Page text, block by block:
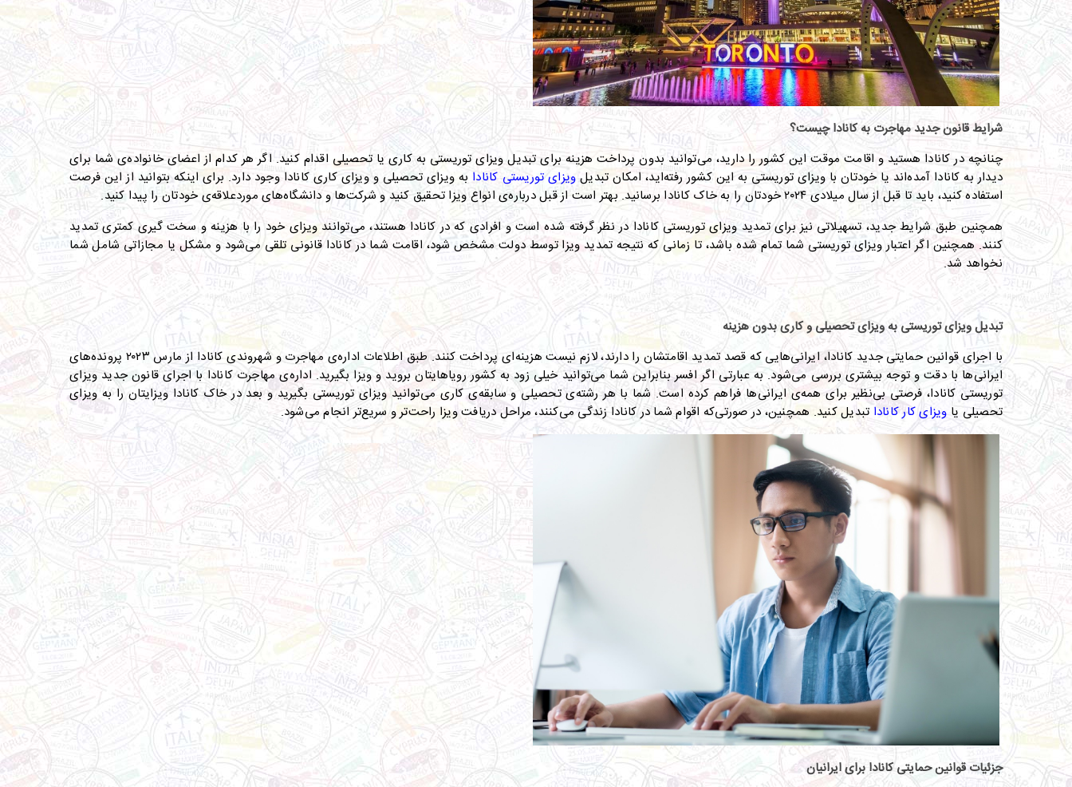
شرایط قانون جدید مهاجرت به کانادا چیست؟
چنانچه در کانادا هستید و اقامت موقت این کشور را دارید، می‌توانید بدون پرداخت هزینه برای تبدیل ویزای توریستی به کاری یا تحصیلی اقدام کنید.اگر هر کدام از اعضای خانواده‌ی شما برای
دیدار به کانادا آمده‌اند یا خودتان با ویزای توریستی به این کشور رفته‌اید، امکان تبدیلویزای توریستی کانادا به ویزای تحصیلی و ویزای کاری کانادا وجود دارد. برای اینکه بتوانید از این فرصت
استفاده کنید، باید تا قبل از سال میلادی ۲۰۲۴ خودتان را به خاک کانادا برسانید
. بهتر است از قبل درباره‌ی انواع ویزا تحقیق کنید و شرکت‌ها و دانشگاه‌های موردعلاقه‌ی خودتان را پیدا کنید.
همچنین طبق شرایط جدید، تسهیلاتی نیز برای تمدید ویزای توریستی کانادا در نظر گرفته شده است و افرادی که در کانادا هستند، می‌توانند ویزای خود را با هزینه و سخت گیری کمتری تمدید
کنند.همچنین اگر اعتبار ویزای توریستی شما تمام شده باشد، تا زمانی که نتیجه تمدید ویزا توسط دولت مشخص شود، اقامت شما در کانادا قانونی تلقی می‌شود و مشکل یا مجازاتی شامل شما
نخواهد شد.
تبدیل ویزای توریستی به ویزای تحصیلی و کاری بدون هزینه
با اجرای قوانین حمایتی جدید کانادا، ایرانی‌هایی که قصد تمدید اقامتشان را دارند، لازم نیست هزینه‌ای پرداخت کنند.
طبق اطلاعات اداره‌ی مهاجرت و شهروندی کانادا از مارس ۲۰۲۳ پرونده‌های
ایرانی‌ها با دقت و توجه‌ بیشتری بررسی می‌شود.به عبارتی اگر افسر بنابراین شما می‌توانید خیلی زود به کشور رویاهایتان بروید و ویزا بگیرید. اداره‌ی مهاجرت کانادا با اجرای قانون جدید ویزای
توریستی کانادا، فرصتی بی‌نظیر برای همه‌ی ایرانی‌ها فراهم کرده است. شما با هر رشته‌ی تحصیلی و سابقه‌ی کاری می‌توانید ویزای توریستی بگیرید و بعد در خاک کانادا ویزایتان را به ویزای
تحصیلی یا ویزای کار کانادا تبدیل کنید. همچنین، در صورتی‌که اقوام شما در کانادا زندگی می‌کنند، مراحل دریافت ویزا راحت‌تر و سریع‌تر انجام می‌شود.
جزئیات قوانین حمایتی کانادا برای ایرانیان